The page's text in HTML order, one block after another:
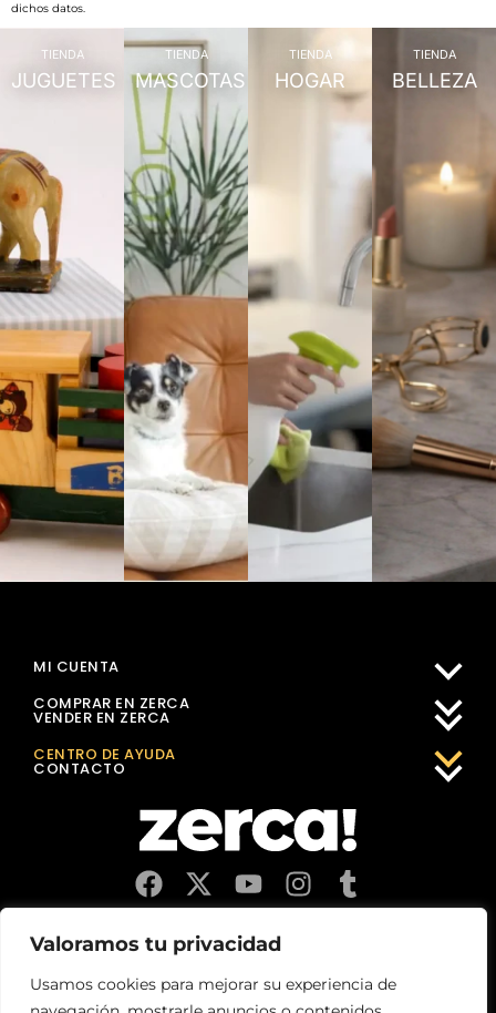
Valoramos tu privacidad
Usamos cookies para mejorar su experiencia de
dichos datos.
TIENDA
JUGUETES
TIENDA
MASCOTAS
TIENDA
HOGAR
TIENDA
BELLEZA
Comercios, productores y distribuidores locales. Pagan
impuestos aquí, y dinamizan economía y empleo en tu
MI CUENTA
COMPRAR EN ZERCA
VENDER EN ZERCA
CENTRO DE AYUDA
CONTACTO